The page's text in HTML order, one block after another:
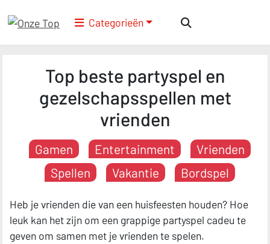
Categorieën
Top beste partyspel en
gezelschapsspellen met
vrienden
Gamen Entertainment
Vrienden
Spellen
Vakantie Bordspel
Heb je vrienden die van een huisfeesten houden? Hoe
leuk kan het zijn om een grappige partyspel cadeu te
geven om samen met je vrienden te spelen.